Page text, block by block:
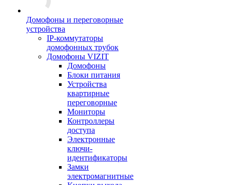
Домофоны и переговорные
устройства
IP-коммутаторы
домофонных трубок
Домофоны VIZIT
Домофоны
Блоки питания
Устройства
квартирные
переговорные
Мониторы
Контроллеры
доступа
Электронные
ключи-
идентификаторы
Замки
электромагнитные